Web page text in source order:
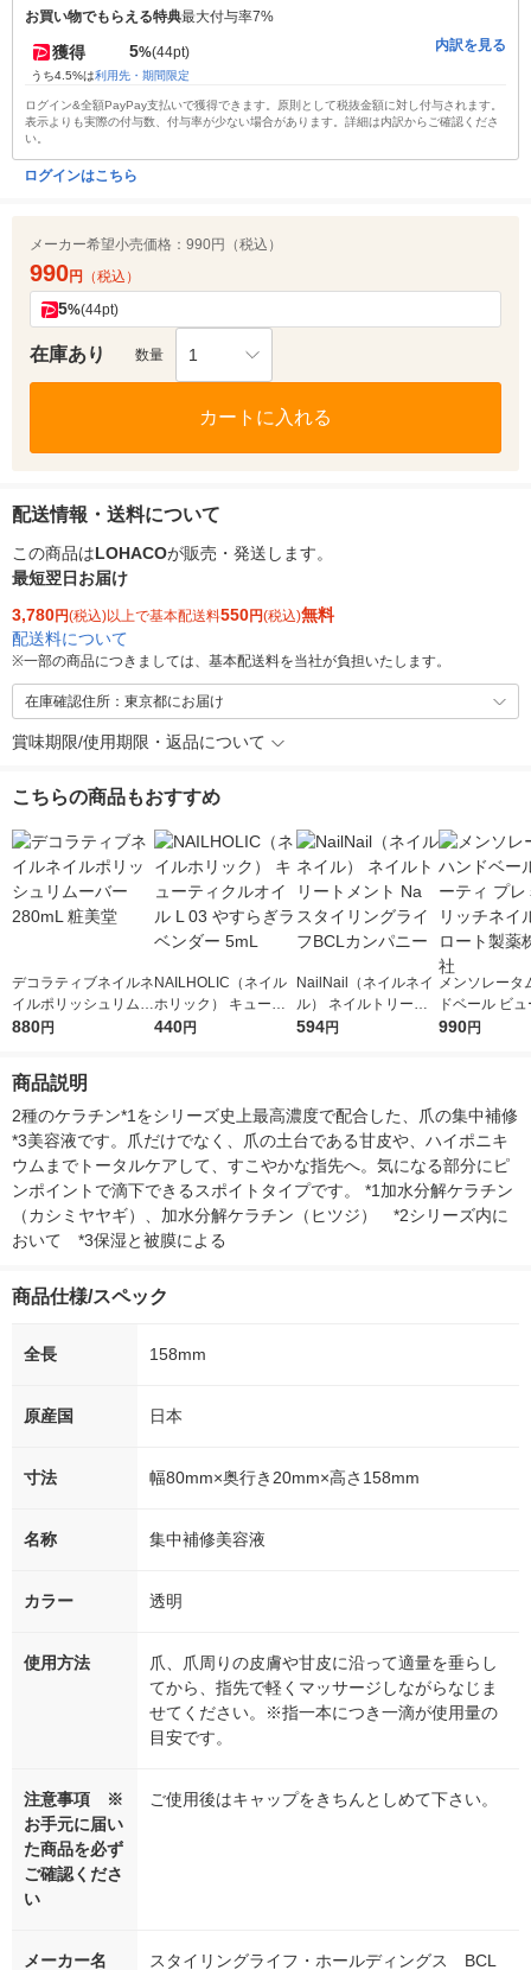
お買い物でもらえる特典最大付与率7%
獲得 5%(44pt)
うち4.5%は利用先・期間限定
内訳を見る
ログイン&全額PayPay支払いで獲得できます。原則として税抜金額に対し付与されます。
表示よりも実際の付与数、付与率が少ない場合があります。詳細は内訳からご確認くださ
い。
ログインはこちら
メーカー希望小売価格： 990円（税込）
990円 （税込）
5%(44pt)
在庫あり 数量 1
カートに入れる
配送情報・送料について
この商品はLOHACOが販売・発送します。
最短翌日お届け
3,780円(税込)以上で基本配送料550円(税込)無料
配送料について
※一部の商品につきましては、基本配送料を当社が負担いたします。
在庫確認住所：東京都にお届け
賞味期限/使用期限・返品について
こちらの商品もおすすめ
デコラティブネイルネ
イルポリッシュリムー
バー 280mL 粧美堂
880円
NAILHOLIC（ネイル
ホリック） キューテ
ィクルオイル L 03 や
440円
NailNail（ネイルネイ
ル） ネイルトリート
メント Na スタイリン
594円
メンソレータ
ドベール ビ
プレミアムリ
990円
商品説明
2種のケラチン*1をシリーズ史上最高濃度で配合した、爪の集中補修
*3美容液です。爪だけでなく、爪の土台である甘皮や、ハイポニキ
ウムまでトータルケアして、すこやかな指先へ。気になる部分にピ
ンポイントで滴下できるスポイトタイプです。 *1加水分解ケラチン
（カシミヤヤギ）、加水分解ケラチン（ヒツジ）　*2シリーズ内に
おいて　*3保湿と被膜による
商品仕様/スペック
全長 158mm
原産国 日本
寸法 幅80mm×奥行き20mm×高さ158mm
名称 集中補修美容液
カラー 透明
使用方法
爪、爪周りの皮膚や甘皮に沿って適量を垂らし
てから、指先で軽くマッサージしながらなじま
せてください。※指一本につき一滴が使用量の
目安です。
注意事項 ※
お手元に届い
た商品を必ず
ご確認くださ
い
ご使用後はキャップをきちんとしめて下さい。
メーカー名 スタイリングライフ・ホールディングス BCL